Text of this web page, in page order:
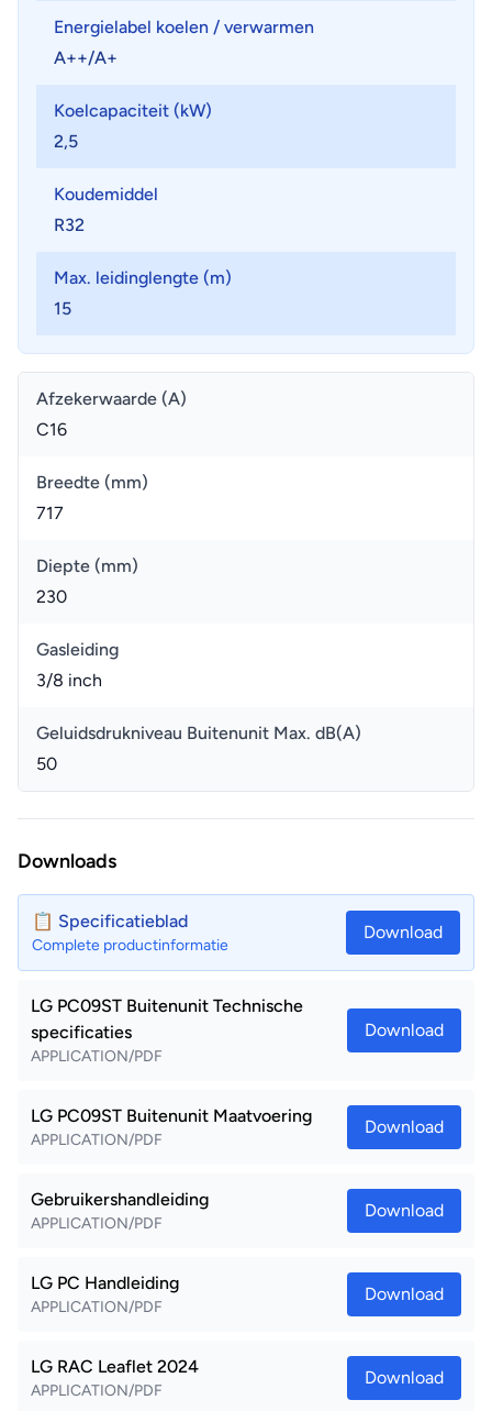
Energielabel koelen / verwarmen
A++/A+
Koelcapaciteit (kW)
2,5
Koudemiddel
R32
Max. leidinglengte (m)
15
Afzekerwaarde (A)
C16
Breedte (mm)
717
Diepte (mm)
230
Gasleiding
3/8 inch
Geluidsdrukniveau Buitenunit Max. dB(A)
50
Downloads
📋 Specificatieblad
Complete productinformatie
Download
LG PC09ST Buitenunit Technische
specificaties
APPLICATION/PDF
Download
LG PC09ST Buitenunit Maatvoering
APPLICATION/PDF
Download
Gebruikershandleiding
APPLICATION/PDF
Download
LG PC Handleiding
APPLICATION/PDF
Download
LG RAC Leaflet 2024
APPLICATION/PDF
Download